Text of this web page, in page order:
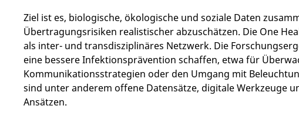
Ziel ist es, biologische, ökologische und soziale Daten
Übertragungsrisiken realistischer abzuschätzen. Die One
als inter- und transdisziplinäres Netzwerk. Die
eine bessere Infektionsprävention schaffen, etwa für
Kommunikationsstrategien oder den Umgang mit
sind unter anderem offene Datensätze, digitale Werkzeuge
Ansätzen.